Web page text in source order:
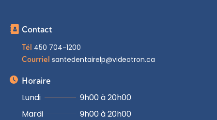
Contact
Tél 450 704-1200
Courriel santedentairelp@videotron.ca
Horaire
Lundi
9h00 à 20h00
Mardi
9h00 à 20h00